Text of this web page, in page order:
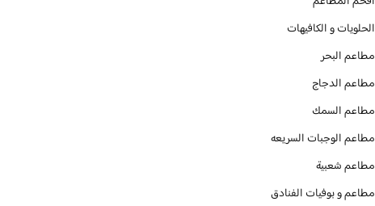
الحلويات و الكافيهات ‎
مطاعم البحر
مطاعم الدجاج
مطاعم السمك
مطاعم الوجبات السريعه
مطاعم شعبية
مطاعم و بوفيات الفنادق